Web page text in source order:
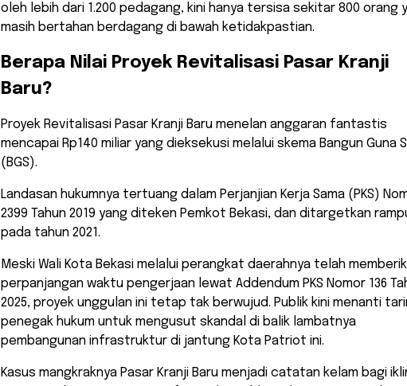
oleh lebih dari 1.200 pedagang, kini hanya tersisa sekitar 800 orang
masih bertahan berdagang di bawah ketidakpastian.
​Berapa Nilai Proyek Revitalisasi Pasar Kranji
Baru?
​Proyek Revitalisasi Pasar Kranji Baru menelan anggaran fantastis
mencapai Rp140 miliar yang dieksekusi melalui skema Bangun Guna
(BGS).
Landasan hukumnya tertuang dalam Perjanjian Kerja Sama (PKS)
2399 Tahun 2019 yang diteken Pemkot Bekasi, dan ditargetkan
pada tahun 2021.
​Meski Wali Kota Bekasi melalui perangkat daerahnya telah
perpanjangan waktu pengerjaan lewat Addendum PKS Nomor 136
2025, proyek unggulan ini tetap tak berwujud. Publik kini menanti
penegak hukum untuk mengusut skandal di balik lambatnya
pembangunan infrastruktur di jantung Kota Patriot ini.
Kasus mangkraknya Pasar Kranji Baru menjadi catatan kelam bagi